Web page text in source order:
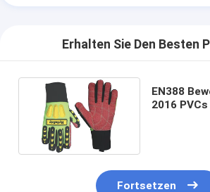
Erhalten Sie Den Besten
EN388
2016
Fortsetzen